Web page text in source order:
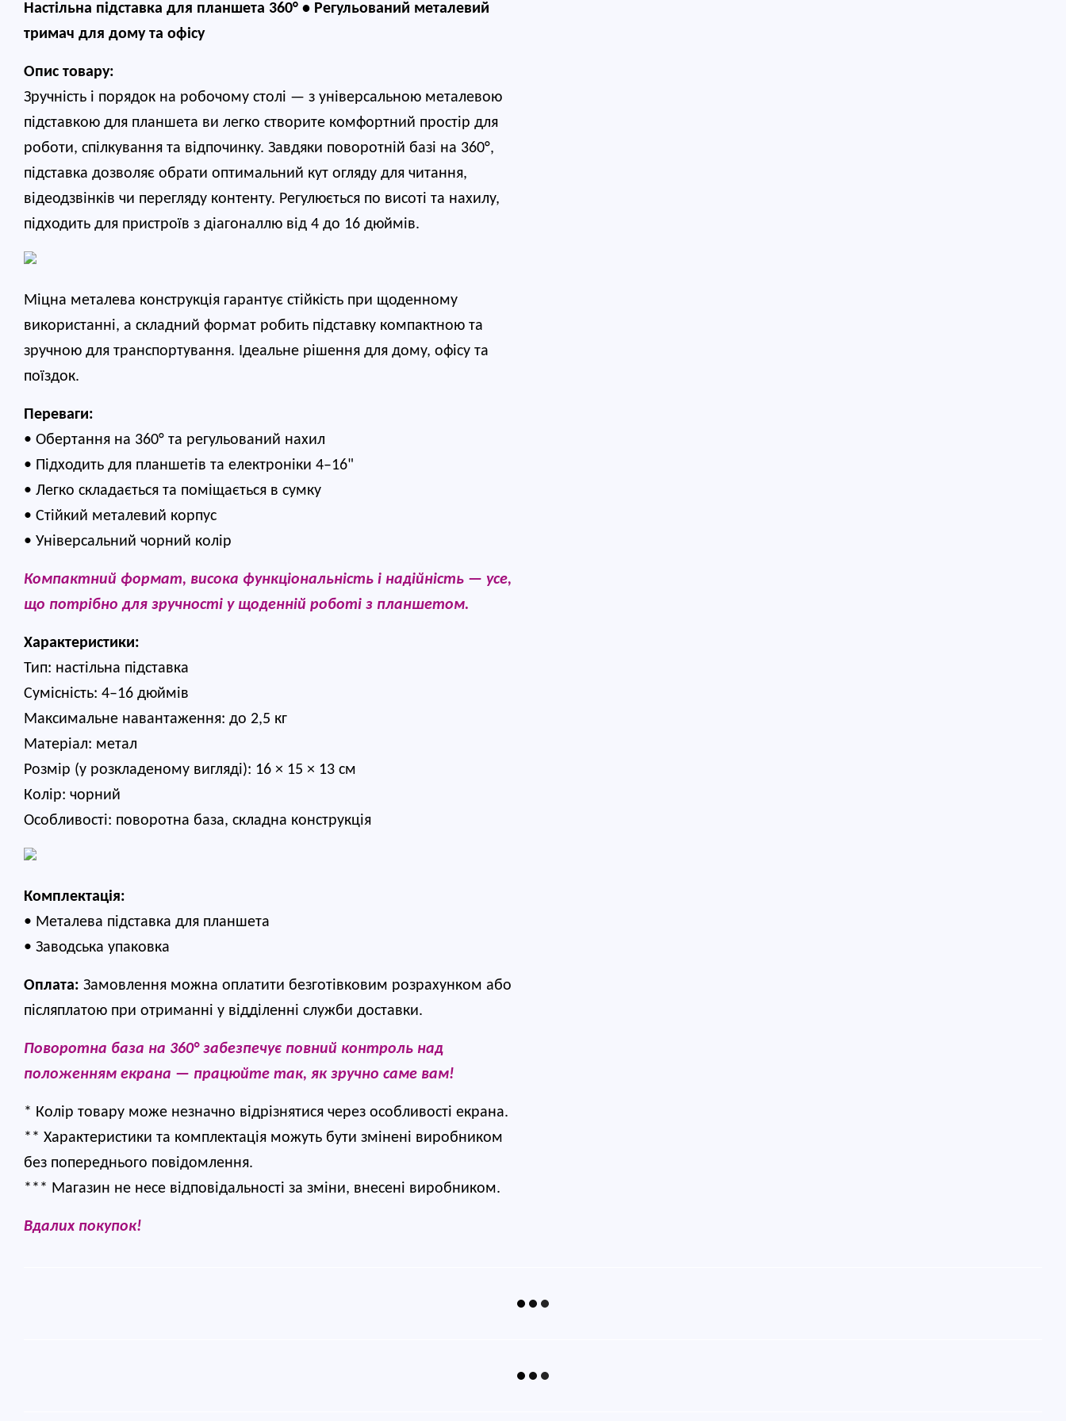
Настільна підставка для планшета 360° • Регульований металевий
тримач для дому та офісу
Опис товару:
Зручність і порядок на робочому столі — з універсальною металевою
підставкою для планшета ви легко створите комфортний простір для
роботи, спілкування та відпочинку. Завдяки поворотній базі на 360°,
підставка дозволяє обрати оптимальний кут огляду для читання,
відеодзвінків чи перегляду контенту. Регулюється по висоті та нахилу,
підходить для пристроїв з діагоналлю від 4 до 16 дюймів.
Міцна металева конструкція гарантує стійкість при щоденному
використанні, а складний формат робить підставку компактною та
зручною для транспортування. Ідеальне рішення для дому, офісу та
поїздок.
Переваги:
• Обертання на 360° та регульований нахил
• Підходить для планшетів та електроніки 4–16"
• Легко складається та поміщається в сумку
• Стійкий металевий корпус
• Універсальний чорний колір
Компактний формат, висока функціональність і надійність — усе,
що потрібно для зручності у щоденній роботі з планшетом.
Характеристики:
Тип: настільна підставка
Сумісність: 4–16 дюймів
Максимальне навантаження: до 2,5 кг
Матеріал: метал
Розмір (у розкладеному вигляді): 16 × 15 × 13 см
Колір: чорний
Особливості: поворотна база, складна конструкція
Комплектація:
• Металева підставка для планшета
• Заводська упаковка
Оплата: Замовлення можна оплатити безготівковим розрахунком або
післяплатою при отриманні у відділенні служби доставки.
Поворотна база на 360° забезпечує повний контроль над
положенням екрана — працюйте так, як зручно саме вам!
* Колір товару може незначно відрізнятися через особливості екрана.
** Характеристики та комплектація можуть бути змінені виробником
без попереднього повідомлення.
*** Магазин не несе відповідальності за зміни, внесені виробником.
Вдалих покупок!